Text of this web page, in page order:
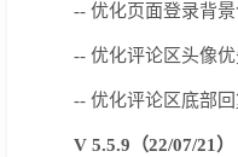
-- 优化页面登录背景
-- 优化评论区头像优
-- 优化评论区底部
V 5.5.9（22/07/21）